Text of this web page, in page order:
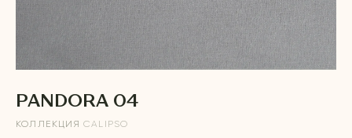
PANDORA 04
КОЛЛЕКЦИЯ CALIPSO